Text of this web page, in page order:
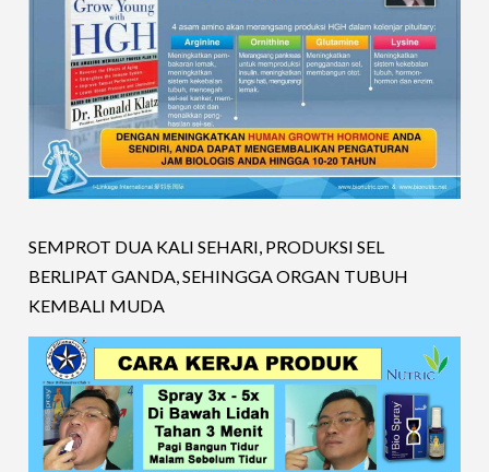
SEMPROT DUA KALI SEHARI, PRODUKSI SEL
BERLIPAT GANDA, SEHINGGA ORGAN TUBUH
KEMBALI MUDA